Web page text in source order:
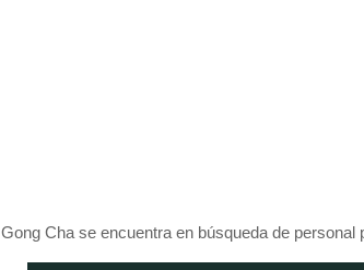
Gong Cha se encuentra en búsqueda de personal